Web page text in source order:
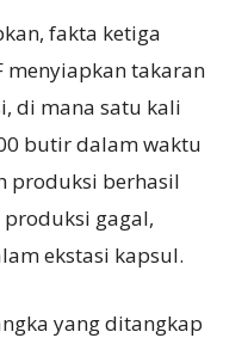
fakta ketiga
menyiapkan takaran
di mana satu kali
butir dalam waktu
produksi berhasil
gagal,
ekstasi kapsul.
yang ditangkap